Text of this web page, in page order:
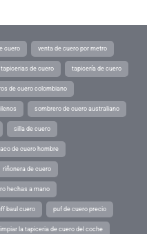
cuero venta de cuero por metro
tapicerias de cuero tapicería de cuero
de cuero colombiano
sombrero de cuero australiano
silla de cuero
de cuero hombre
riñonera de cuero
hechas a mano
baul cuero puf de cuero precio
la tapiceria de cuero del coche